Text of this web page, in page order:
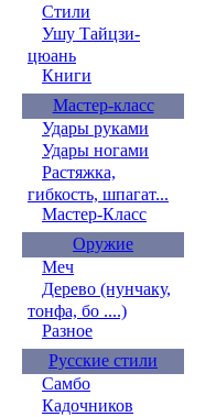
Стили
Ушу Тайцзи-
цюань
Книги
Мастер-класс
Удары руками
Удары ногами
Растяжка,
гибкость, шпагат...
Мастер-Класс
Оружие
Меч
Дерево (нунчаку,
тонфа, бо ....)
Разное
Русские стили
Самбо
Кадочников